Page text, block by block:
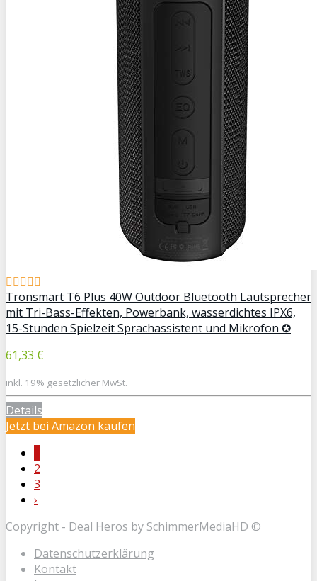
Tronsmart T6 Plus 40W Outdoor Bluetooth Lautsprecher
mit Tri-Bass-Effekten, Powerbank, wasserdichtes IPX6,
15-Stunden Spielzeit Sprachassistent und Mikrofon ✪
61,33 €
inkl. 19% gesetzlicher MwSt.
Details
Jetzt bei Amazon kaufen
2
3
›
Copyright - Deal Heros by SchimmerMediaHD ©
Datenschutzerklärung
Kontakt